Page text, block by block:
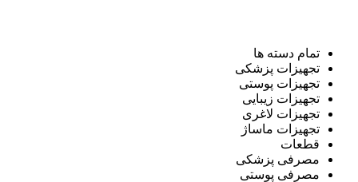
تمام دسته ها
تجهیزات پزشکی
تجهیزات پوستی
تجهیزات زیبایی
تجهیزات لاغری
تجهیزات ماساژ
قطعات
مصرفی پزشکی
مصرفی پوستی